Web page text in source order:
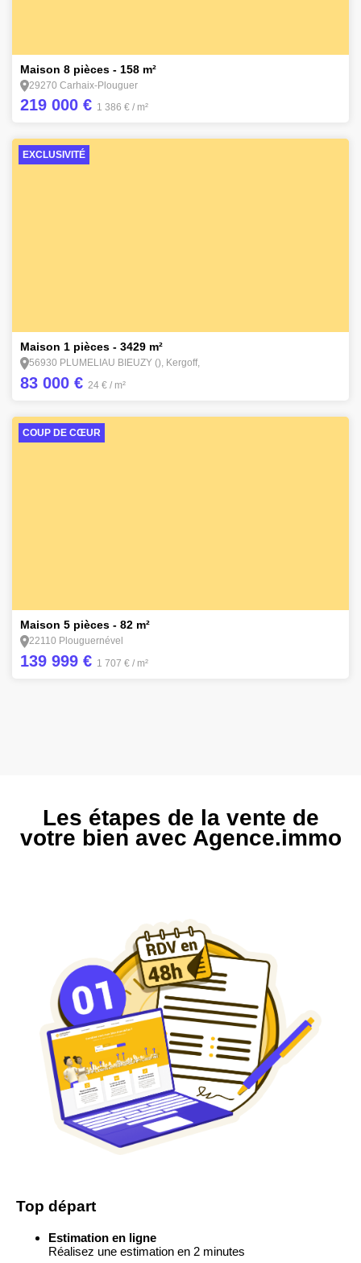
Maison 8 pièces - 158 m²
29270 Carhaix-Plouguer
219 000 € 1 386 € / m²
EXCLUSIVITÉ
Maison 1 pièces - 3429 m²
56930 PLUMELIAU BIEUZY (), Kergoff,
83 000 € 24 € / m²
COUP DE CŒUR
Maison 5 pièces - 82 m²
22110 Plouguernével
139 999 € 1 707 € / m²
Les étapes de la vente de
votre bien avec Agence.immo
Top départ
Estimation en ligne
Réalisez une estimation en 2 minutes